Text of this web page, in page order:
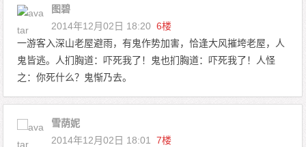
图碧
2014年12月02日 18:20 6楼
一游客入深山老屋避雨，有鬼作势加害，恰逢大风摧垮老屋，人
鬼皆逃。人扪胸道：吓死我了！鬼也扪胸道：吓死我了！人怪
之：你死什么？鬼惭乃去。
雪荫妮
2014年12月02日 18:01
7楼